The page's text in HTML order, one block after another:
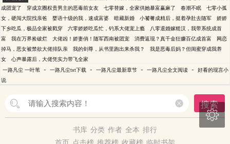
成团宠了
穿成京圈权贵男主的恶毒前女友 七零替嫁，全家供她暴富赢麻了 春潮不眠
七零小孤
女，硬闯大院找亲爸
婴语十级的我，速成富婆 暗藏新婚 小饕餮成精后，挺着孕肚去随军
娇娇
下乡吃瓜，极品全家被戳穿
六零娇娇吃瓜忙，钓系大佬宠上瘾
八零退婚嫁糙汉，我带系统成首
富
我在万界捡破烂 大佬凶！娇妻俏！随军西南被团宠 消费返现？真千金狂赚百亿成首富
网恋
掉马，恶女被禁欲大佬排队亲
我的剑尊，从书里跑出来杀我？
我是恶毒后妈？但闺蜜穿成我养
女
心声暴露后，大佬凭实力带飞全家
一路凡尘 一叶苇 - 一路凡尘txt下载 - 一路凡尘最新章节 - 一路凡尘全文阅读 - 好看的现言小
说
搜索
书库 分类 作者 全本 排行
首页 点击榜 推荐榜 收藏榜 临时书架
